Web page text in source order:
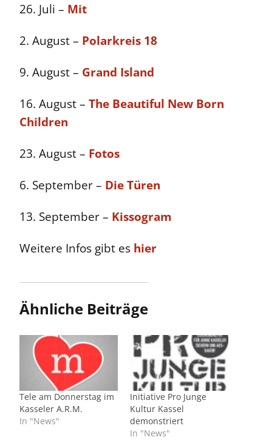
26. Juli – Mit
2. August – Polarkreis 18
9. August – Grand Island
16. August – The Beautiful New Born
Children
23. August – Fotos
6. September – Die Türen
13. September – Kissogram
Weitere Infos gibt es hier
Ähnliche Beiträge
Tele am Donnerstag im
Kasseler A.R.M.
In "News"
Initiative Pro Junge
Kultur Kassel
demonstriert
In "News"